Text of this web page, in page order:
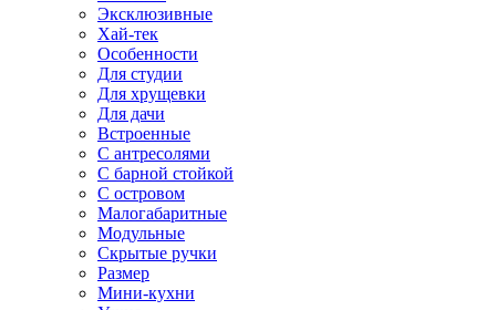
Эксклюзивные
Хай-тек
Особенности
Для студии
Для хрущевки
Для дачи
Встроенные
С антресолями
С барной стойкой
С островом
Малогабаритные
Модульные
Скрытые ручки
Размер
Мини-кухни